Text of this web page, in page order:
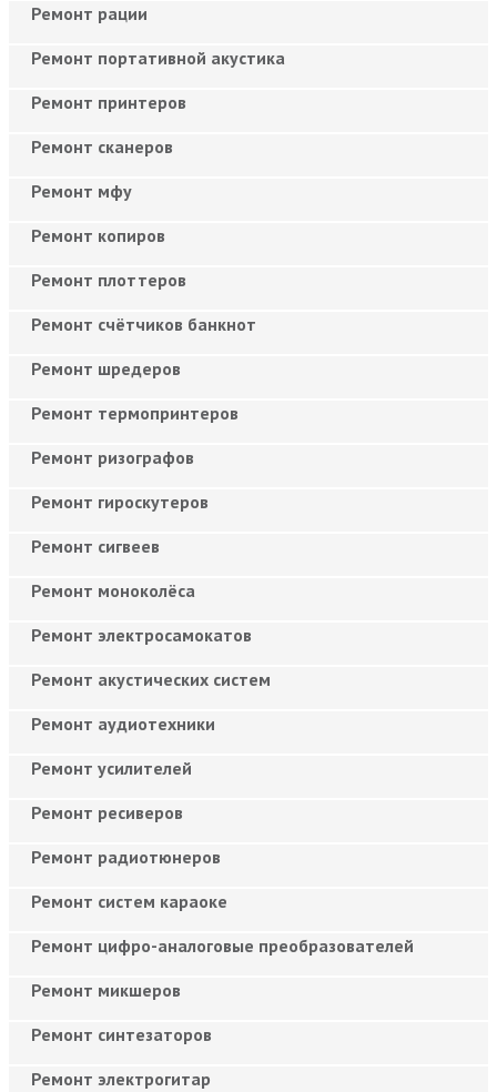
Ремонт рации
Ремонт портативной акустика
Ремонт принтеров
Ремонт сканеров
Ремонт мфу
Ремонт копиров
Ремонт плоттеров
Ремонт счётчиков банкнот
Ремонт шредеров
Ремонт термопринтеров
Ремонт ризографов
Ремонт гироскутеров
Ремонт сигвеев
Ремонт моноколёса
Ремонт электросамокатов
Ремонт акустических систем
Ремонт аудиотехники
Ремонт усилителей
Ремонт ресиверов
Ремонт радиотюнеров
Ремонт систем караоке
Ремонт цифро-аналоговые преобразователей
Ремонт микшеров
Ремонт синтезаторов
Ремонт электрогитар